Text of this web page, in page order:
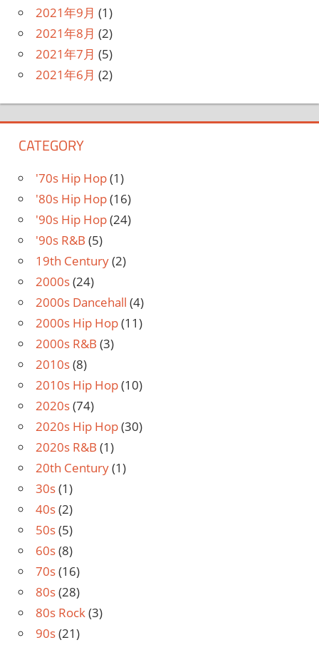
2021年9月 (1)
2021年8月 (2)
2021年7月 (5)
2021年6月 (2)
CATEGORY
'70s Hip Hop(1)
'80s Hip Hop(16)
'90s Hip Hop(24)
'90s R&B (5)
19th Century(2)
2000s(24)
2000s Dancehall (4)
2000s Hip Hop(11)
2000s R&B (3)
2010s(8)
2010s Hip Hop(10)
2020s(74)
2020s Hip Hop(30)
2020s R&B (1)
20th Century(1)
30s(1)
40s(2)
50s(5)
60s(8)
70s(16)
80s(28)
80s Rock(3)
90s(21)